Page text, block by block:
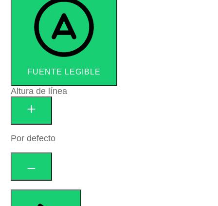
FUENTE LEGIBLE
Altura de línea
Por defecto